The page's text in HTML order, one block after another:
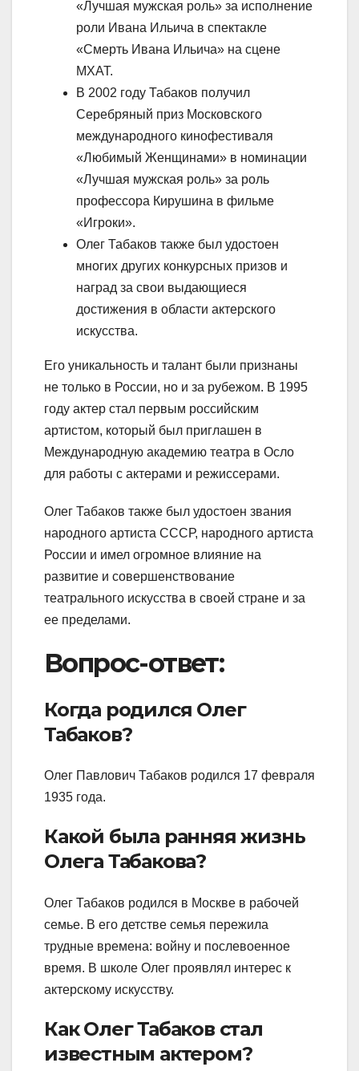
«Лучшая мужская роль» за исполнение
роли Ивана Ильича в спектакле
«Смерть Ивана Ильича» на сцене
МХАТ.
В 2002 году Табаков получил
Серебряный приз Московского
международного кинофестиваля
«Любимый Женщинами» в номинации
«Лучшая мужская роль» за роль
профессора Кирушина в фильме
«Игроки».
Олег Табаков также был удостоен
многих других конкурсных призов и
наград за свои выдающиеся
достижения в области актерского
искусства.
Его уникальность и талант были признаны
не только в России, но и за рубежом. В 1995
году актер стал первым российским
артистом, который был приглашен в
Международную академию театра в Осло
для работы с актерами и режиссерами.
Олег Табаков также был удостоен звания
народного артиста СССР, народного артиста
России и имел огромное влияние на
развитие и совершенствование
театрального искусства в своей стране и за
ее пределами.
Вопрос-ответ:
Когда родился Олег
Табаков?
Олег Павлович Табаков родился 17 февраля
1935 года.
Какой была ранняя жизнь
Олега Табакова?
Олег Табаков родился в Москве в рабочей
семье. В его детстве семья пережила
трудные времена: войну и послевоенное
время. В школе Олег проявлял интерес к
актерскому искусству.
Как Олег Табаков стал
известным актером?